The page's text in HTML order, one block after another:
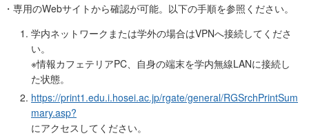
・専用のWebサイトから確認が可能。以下の手順を参照ください。
学内ネットワークまたは学外の場合はVPNへ接続してくださ
い。
※情報カフェテリアPC、自身の端末を学内無線LANに接続し
た状態。
https://print1.edu.i.hosei.ac.jp/rgate/general/RGSrchPrintSum
mary.asp?
にアクセスしてください。